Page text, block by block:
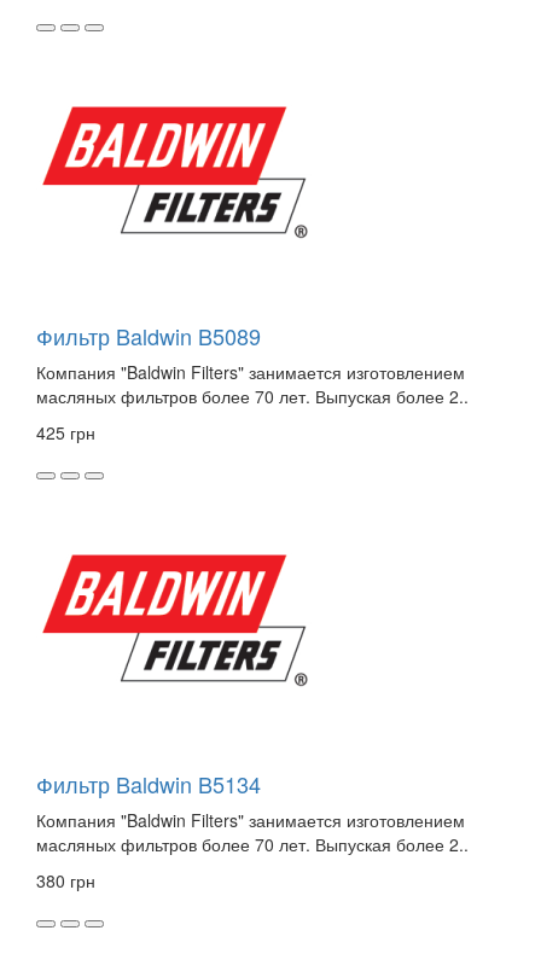
Фильтр Baldwin B5089
Компания "Baldwin Filters" занимается изготовлением
масляных фильтров более 70 лет. Выпуская более 2..
425 грн
Фильтр Baldwin B5134
Компания "Baldwin Filters" занимается изготовлением
масляных фильтров более 70 лет. Выпуская более 2..
380 грн